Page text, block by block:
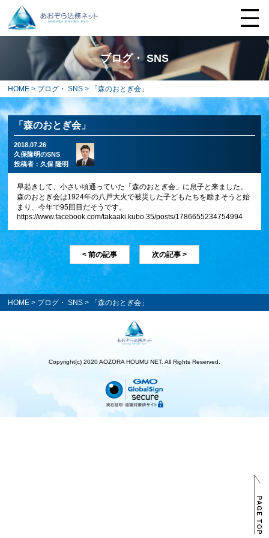
ブログ・ SNS
HOME > ブログ・ SNS > 「森のおとぎ会」
「森のおとぎ会」
2018.07.26
久保隆明のSNS
投稿者：久保 隆明
早起きして、小さい頃通っていた「森のおとぎ会」に息子と来ました。
森のおとぎ会は1924年の八戸大火で被災した子どもたちを励まそうと始
まり、今年で95回目だそうです。
https://www.facebook.com/takaaki.kubo.35/posts/1786655234754994
< 前の記事 次の記事 >
HOME > ブログ・ SNS > 「森のおとぎ会」
Copyright(c) 2020 AOZORA HOUMU NET. All Rights Reserved.